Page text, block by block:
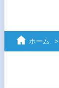
ホーム